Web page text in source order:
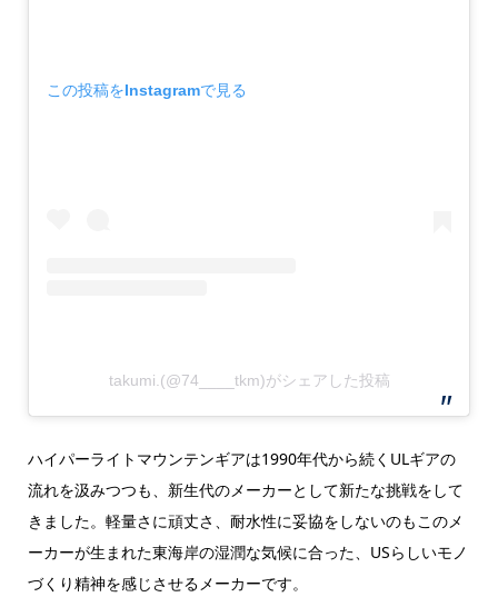
この投稿をInstagramで見る
takumi.(@74____tkm)がシェアした投稿
ハイパーライトマウンテンギアは1990年代から続くULギアの
流れを汲みつつも、新生代のメーカーとして新たな挑戦をして
きました。軽量さに頑丈さ、耐水性に妥協をしないのもこのメ
ーカーが生まれた東海岸の湿潤な気候に合った、USらしいモノ
づくり精神を感じさせるメーカーです。